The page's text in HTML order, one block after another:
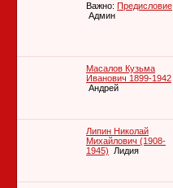
Важно: Предисловие
Админ
Масалов Кузьма
Иванович 1899-1942
Андрей
Липин Николай
Михайлович (1908-
1945)
Лидия